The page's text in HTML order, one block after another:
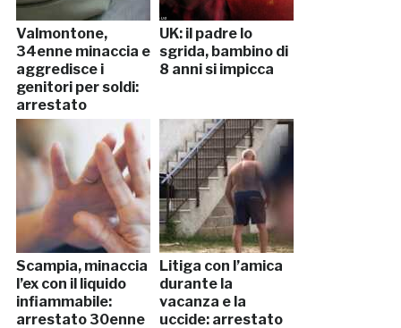
Valmontone,
34enne minaccia e
aggredisce i
genitori per soldi:
arrestato
UK: il padre lo
sgrida, bambino di
8 anni si impicca
Scampia, minaccia
l’ex con il liquido
infiammabile:
arrestato 30enne
Litiga con l’amica
durante la
vacanza e la
uccide: arrestato